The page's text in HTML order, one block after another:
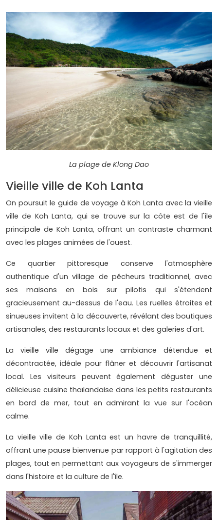
La plage de Klong Dao
Vieille ville de Koh Lanta
On poursuit le guide de voyage à Koh Lanta avec la vieille
ville de Koh Lanta, qui se trouve sur la côte est de l'île
principale de Koh Lanta, offrant un contraste charmant
avec les plages animées de l'ouest.
Ce quartier pittoresque conserve l'atmosphère
authentique d'un village de pêcheurs traditionnel, avec
ses maisons en bois sur pilotis qui s'étendent
gracieusement au-dessus de l'eau. Les ruelles étroites et
sinueuses invitent à la découverte, révélant des boutiques
artisanales, des restaurants locaux et des galeries d'art.
La vieille ville dégage une ambiance détendue et
décontractée, idéale pour flâner et découvrir l'artisanat
local. Les visiteurs peuvent également déguster une
délicieuse cuisine thaïlandaise dans les petits restaurants
en bord de mer, tout en admirant la vue sur l'océan
calme.
La vieille ville de Koh Lanta est un havre de tranquillité,
offrant une pause bienvenue par rapport à l'agitation des
plages, tout en permettant aux voyageurs de s'immerger
dans l'histoire et la culture de l'île.